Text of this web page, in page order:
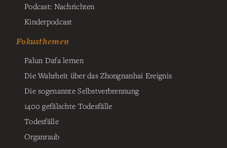
Podcast: Nachrichten
Kinderpodcast
Fokusthemen
Falun Dafa lernen
Die Wahrheit über das Zhongnanhai Ereignis
Die sogenannte Selbstverbrennung
1400 gefälschte Todesfälle
Todesfälle
Organraub